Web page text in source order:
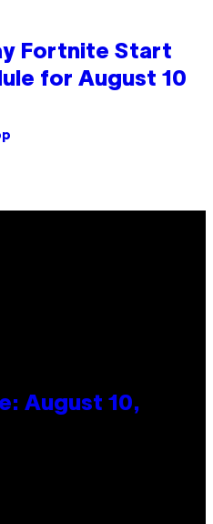
Fortnite Start
for August 10
August 10,